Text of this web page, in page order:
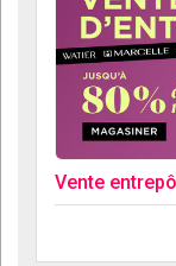
Vente